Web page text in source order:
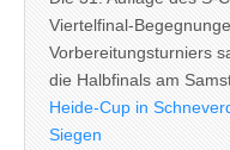
Viertelfinal-
Vorbereitungsturniers
die Halbfinals am
Heide-Cup in
Siegen